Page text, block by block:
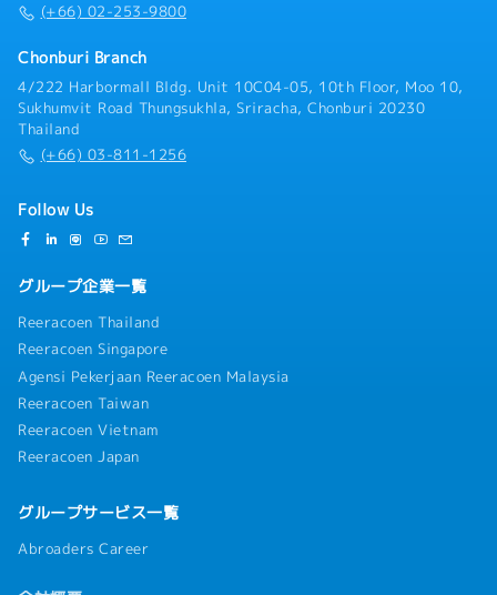
(+66) 02-253-9800
Chonburi Branch
4/222 Harbormall Bldg. Unit 10C04-05, 10th Floor, Moo 10,
Sukhumvit Road Thungsukhla, Sriracha, Chonburi 20230
Thailand
(+66) 03-811-1256
Follow Us
グループ企業一覧
Reeracoen Thailand
Reeracoen Singapore
Agensi Pekerjaan Reeracoen Malaysia
Reeracoen Taiwan
Reeracoen Vietnam
Reeracoen Japan
グループサービス一覧
Abroaders Career